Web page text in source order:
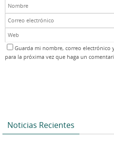
Guarda mi nombre, correo electrónico
para la próxima vez que haga un
Noticias Recientes